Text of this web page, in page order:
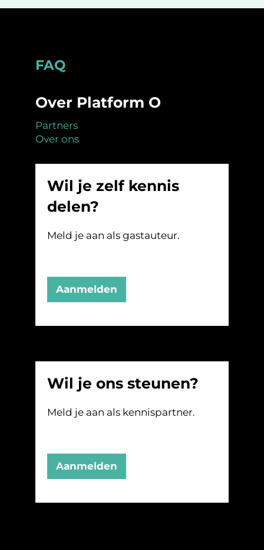
Footer
FAQ
Over Platform O
Partners
Over ons
Wil je zelf kennis
delen?
Meld je aan als gastauteur.
Aanmelden
Wil je ons steunen?
Meld je aan als kennispartner.
Aanmelden